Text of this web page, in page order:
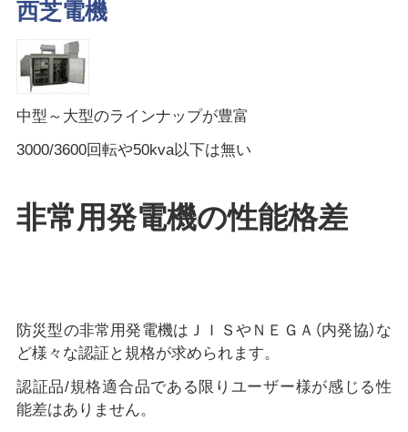
西芝電機
中型～大型のラインナップが豊富
3000/3600回転や50kva以下は無い
非常用発電機の性能格差
防災型の非常用発電機はＪＩＳやＮＥＧＡ（内発協）な
ど様々な認証と規格が求められます。
認証品/規格適合品である限りユーザー様が感じる性
能差はありません。